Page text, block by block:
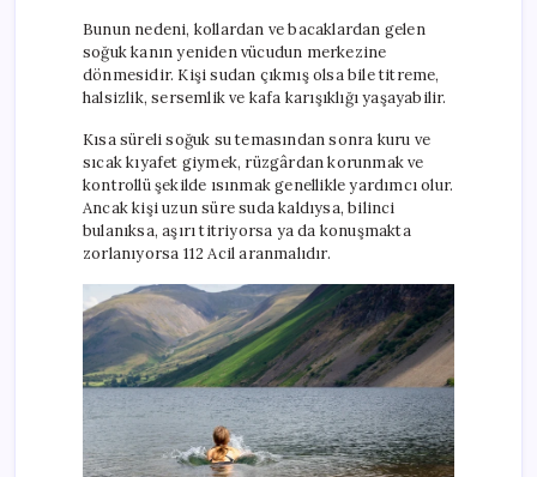
Bunun nedeni, kollardan ve bacaklardan gelen
soğuk kanın yeniden vücudun merkezine
dönmesidir. Kişi sudan çıkmış olsa bile titreme,
halsizlik, sersemlik ve kafa karışıklığı yaşayabilir.
Kısa süreli soğuk su temasından sonra kuru ve
sıcak kıyafet giymek, rüzgârdan korunmak ve
kontrollü şekilde ısınmak genellikle yardımcı olur.
Ancak kişi uzun süre suda kaldıysa, bilinci
bulanıksa, aşırı titriyorsa ya da konuşmakta
zorlanıyorsa 112 Acil aranmalıdır.